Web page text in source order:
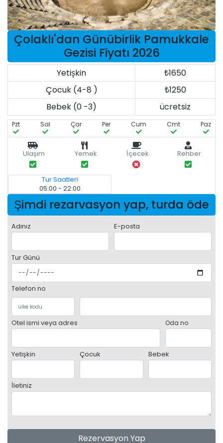
Çolaklı'dan Günübirlik Pamukkale
Gezisi Fiyatı 2026
Yetişkin
₺1650
Çocuk (4-8 )
₺1250
Bebek (0 -3)
ücretsiz
Pzt Sal Çar Per Cum Cmt Paz
Ulaşım Yemek İçecek Rehber
Tur Saatleri
05:00 - 22:00
Şimdi rezarvasyon yap, turda öde
Adınız E-posta
Tur Günü
Telefon no
Otel ismi veya adres Oda no
Yetişkin Çocuk Bebek
İletiniz
Rezervasyon Yap